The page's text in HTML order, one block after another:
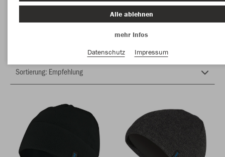
Alle ablehnen
mehr Infos
Datenschutz
Impressum